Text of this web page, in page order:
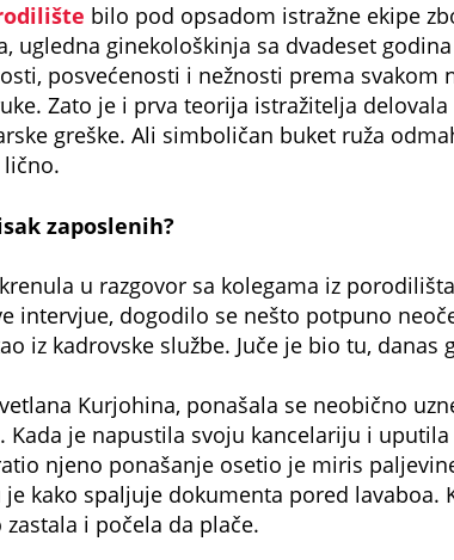
bilo pod opsadom istražne ekipe
ugledna ginekološkinja sa dvadeset
posvećenosti i nežnosti prema svakom
Zato je i prva teorija istražitelja
greške. Ali simboličan buket ruža
lično.
zaposlenih?
u razgovor sa kolegama iz
intervjue, dogodilo se nešto potpuno
iz kadrovske službe. Juče je bio tu, danas
Kurjohina, ponašala se neobično
Kada je napustila svoju kancelariju i uputila
njeno ponašanje osetio je miris
kako spaljuje dokumenta pored lavaboa.
i počela da plače.